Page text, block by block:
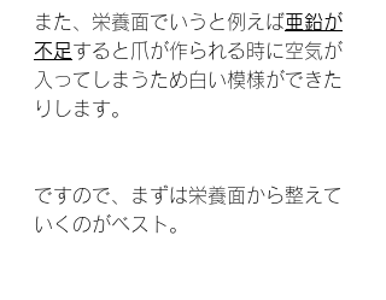
また、栄養面でいうと例えば亜鉛が
不足すると爪が作られる時に空気が
入ってしまうため白い模様ができた
りします。
ですので、まずは栄養面から整えて
いくのがベスト。